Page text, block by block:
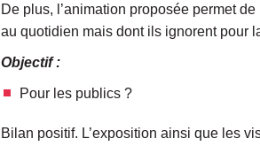
De plus, l’animation proposée permet
au quotidien mais dont ils ignorent pour
Objectif :
Pour les publics ?
Bilan positif. L’exposition ainsi que les